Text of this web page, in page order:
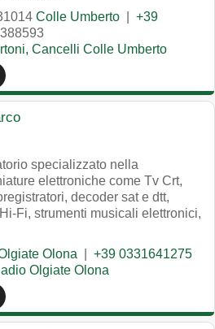
Colle Umberto
+39
Cancelli Colle Umberto
specializzato nella
elettroniche come Tv Crt,
decoder sat e dtt,
Fi, strumenti musicali elettronici,
Olona
+39 0331641275
Olgiate Olona